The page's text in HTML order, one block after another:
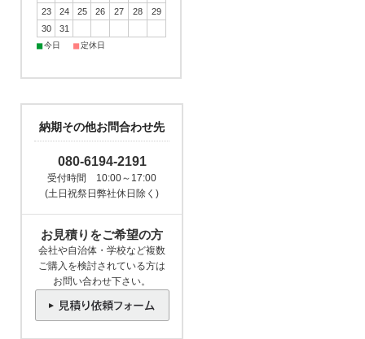
23
24 25 26 27 28
29
30
31
■今日 ■定休日
納期その他お問合わせ先
080-6194-2191
受付時間 10:00～17:00
(土日祝祭日弊社休日除く)
お見積りをご希望の方
会社や自治体・学校など複数
ご購入を検討されている方は
お問い合わせ下さい。